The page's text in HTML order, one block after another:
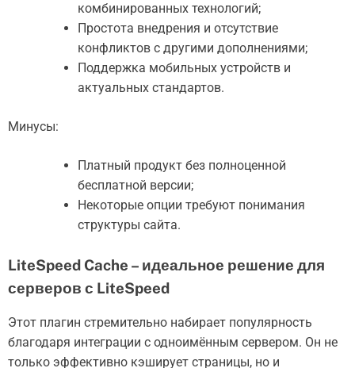
комбинированных технологий;
Простота внедрения и отсутствие
конфликтов с другими дополнениями;
Поддержка мобильных устройств и
актуальных стандартов.
Минусы:
Платный продукт без полноценной
бесплатной версии;
Некоторые опции требуют понимания
структуры сайта.
LiteSpeed Cache – идеальное решение для
серверов с LiteSpeed
Этот плагин стремительно набирает популярность
благодаря интеграции с одноимённым сервером. Он не
только эффективно кэширует страницы, но и